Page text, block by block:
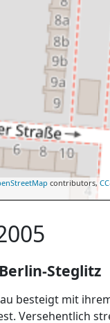
contributors,
Steglitz
besteigt mit
Versehentlich